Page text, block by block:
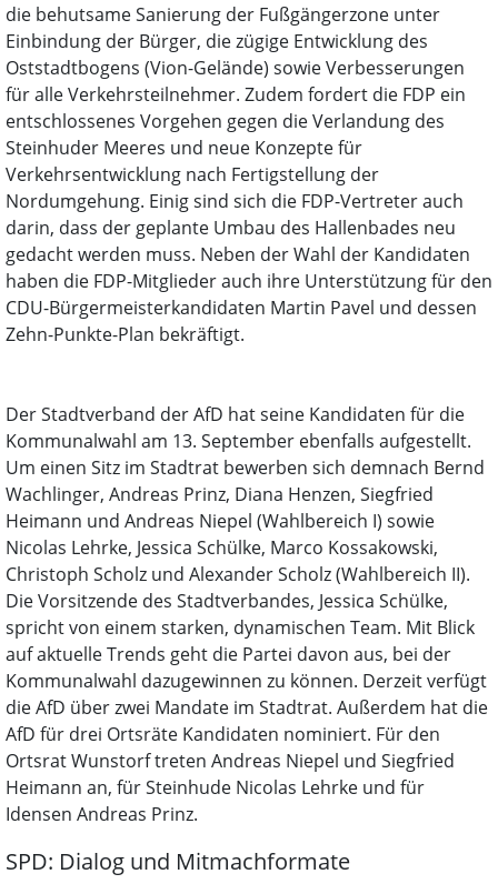
die behutsame Sanierung der Fußgängerzone unter
Einbindung der Bürger, die zügige Entwicklung des
Oststadtbogens (Vion-Gelände) sowie Verbesserungen
für alle Verkehrsteilnehmer. Zudem fordert die FDP ein
entschlossenes Vorgehen gegen die Verlandung des
Steinhuder Meeres und neue Konzepte für
Verkehrsentwicklung nach Fertigstellung der
Nordumgehung. Einig sind sich die FDP-Vertreter auch
darin, dass der geplante Umbau des Hallenbades neu
gedacht werden muss. Neben der Wahl der Kandidaten
haben die FDP-Mitglieder auch ihre Unterstützung für den
CDU-Bürgermeisterkandidaten Martin Pavel und dessen
Zehn-Punkte-Plan bekräftigt.
Der Stadtverband der AfD hat seine Kandidaten für die
Kommunalwahl am 13. September ebenfalls aufgestellt.
Um einen Sitz im Stadtrat bewerben sich demnach Bernd
Wachlinger, Andreas Prinz, Diana Henzen, Siegfried
Heimann und Andreas Niepel (Wahlbereich I) sowie
Nicolas Lehrke, Jessica Schülke, Marco Kossakowski,
Christoph Scholz und Alexander Scholz (Wahlbereich II).
Die Vorsitzende des Stadtverbandes, Jessica Schülke,
spricht von einem starken, dynamischen Team. Mit Blick
auf aktuelle Trends geht die Partei davon aus, bei der
Kommunalwahl dazugewinnen zu können. Derzeit verfügt
die AfD über zwei Mandate im Stadtrat. Außerdem hat die
AfD für drei Ortsräte Kandidaten nominiert. Für den
Ortsrat Wunstorf treten Andreas Niepel und Siegfried
Heimann an, für Steinhude Nicolas Lehrke und für
Idensen Andreas Prinz.
SPD: Dialog und Mitmachformate